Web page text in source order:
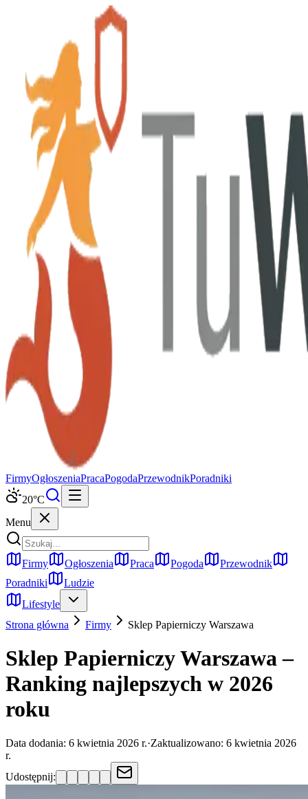
FirmyOgłoszeniaPracaPogodaPrzewodnikPoradniki
20°C
Menu
Firmy Ogłoszenia Praca Pogoda
Przewodnik
Poradniki
Ludzie
Lifestyle
Strona główna
Firmy Sklep Papierniczy Warszawa
Sklep Papierniczy Warszawa –
Ranking najlepszych w 2026
roku
Data dodania: 6 kwietnia 2026 r.·Zaktualizowano: 6 kwietnia 2026
r.
Udostępnij: